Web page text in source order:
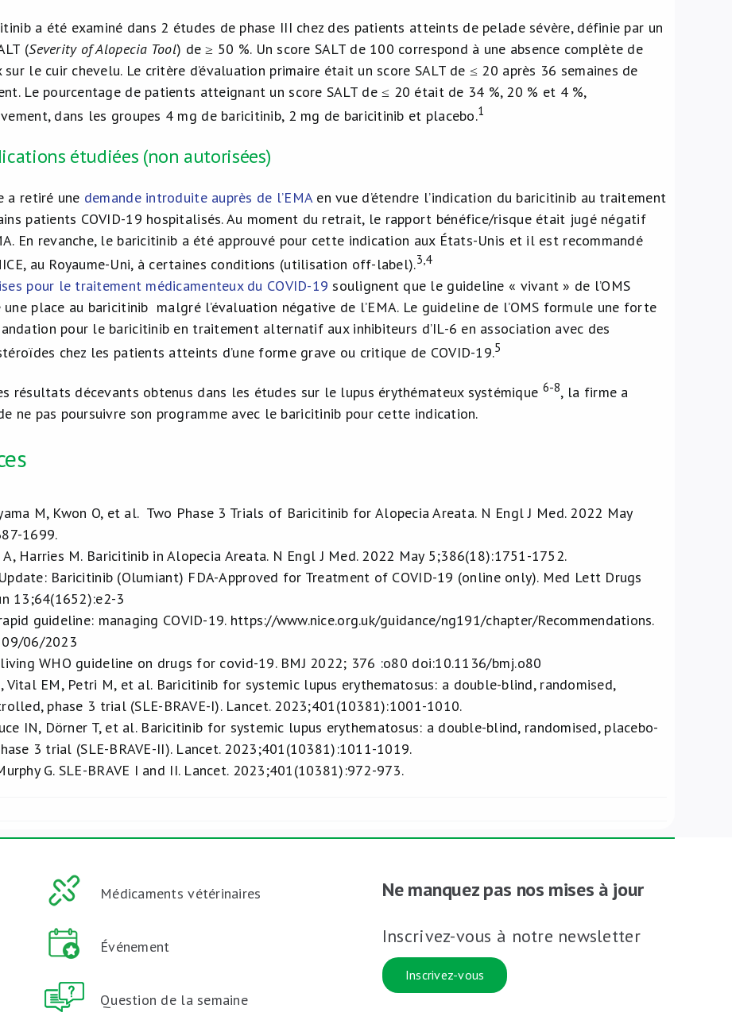
a été examiné dans 2 études de phase III chez des patients atteints de pelade sévère, définie par un
(Severity of Alopecia Tool) de ≥ 50 %. Un score SALT de 100 correspond à une absence complète de
sur le cuir chevelu. Le critère d’évaluation primaire était un score SALT de ≤ 20 après 36 semaines de
Le pourcentage de patients atteignant un score SALT de ≤ 20 était de 34 %, 20 % et 4 %,
dans les groupes 4 mg de baricitinib, 2 mg de baricitinib et placebo.1
étudiées (non autorisées)
a retiré une demande introduite auprès de l’EMAen vue d’étendre l’indication du baricitinib au traitement
patients COVID-19 hospitalisés. Au moment du retrait, le rapport bénéfice/risque était jugé négatif
En revanche, le baricitinib a été approuvé pour cette indication aux États-Unis et il est recommandé
au Royaume-Uni, à certaines conditions (utilisation off-label).3,4
pour le traitement médicamenteux du COVID-19 soulignent que le guideline « vivant » de l’OMS
une place au baricitinib malgré l’évaluation négative de l’EMA. Le guideline de l’OMS formule une forte
pour le baricitinib en traitement alternatif aux inhibiteurs d’IL-6 en association avec des
chez les patients atteints d’une forme grave ou critique de COVID-19.5
résultats décevants obtenus dans les études sur le lupus érythémateux systémique 6-8, la firme a
ne pas poursuivre son programme avec le baricitinib pour cette indication.
M, Kwon O, et al. Two Phase 3 Trials of Baricitinib for Alopecia Areata. N Engl J Med. 2022 May
1699.
A, Harries M. Baricitinib in Alopecia Areata. N Engl J Med. 2022 May 5;386(18):1751-1752.
Baricitinib (Olumiant) FDA-Approved for Treatment of COVID-19 (online only). Med Lett Drugs
13;64(1652):e2-3
guideline: managing COVID-19. https://www.nice.org.uk/guidance/ng191/chapter/Recommendations.
09/06/2023
WHO guideline on drugs for covid-19. BMJ 2022; 376 :o80 doi:10.1136/bmj.o80
Vital EM, Petri M, et al. Baricitinib for systemic lupus erythematosus: a double-blind, randomised,
phase 3 trial (SLE-BRAVE-I). Lancet. 2023;401(10381):1001-1010.
IN, Dörner T, et al. Baricitinib for systemic lupus erythematosus: a double-blind, randomised, placebo-
3 trial (SLE-BRAVE-II). Lancet. 2023;401(10381):1011-1019.
G. SLE-BRAVE I and II. Lancet. 2023;401(10381):972-973.
Médicaments vétérinaires
Événement
Question de la semaine
Ne manquez pas nos mises à jour
Inscrivez-vous à notre newsletter
Inscrivez-vous